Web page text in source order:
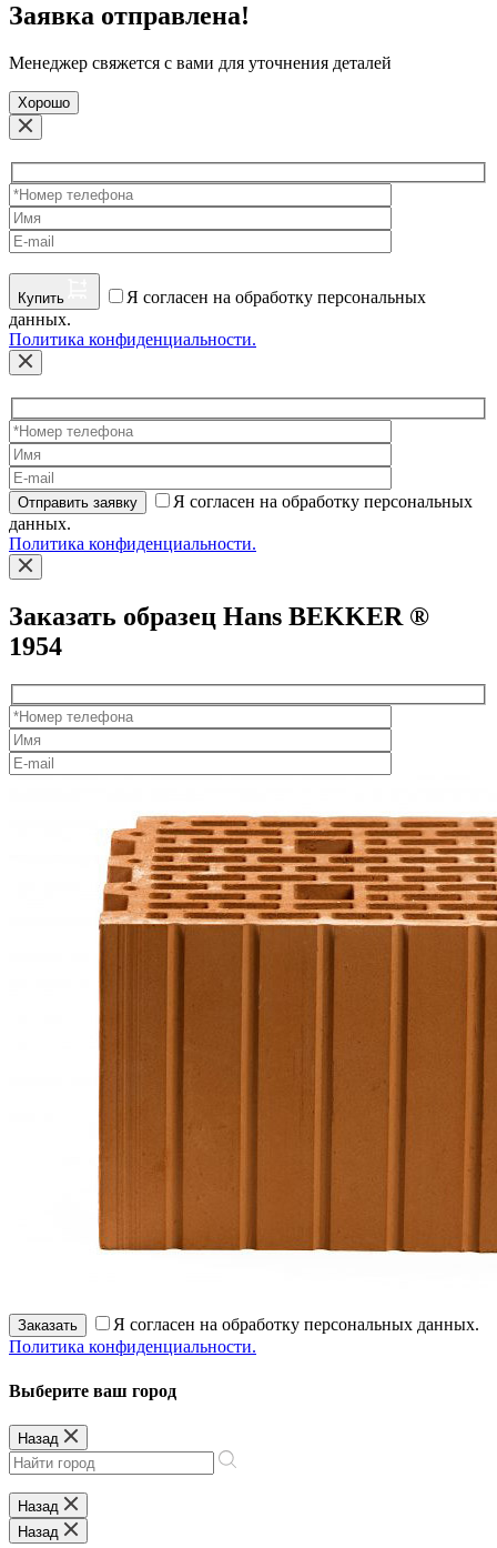
Заявка отправлена!
Менеджер свяжется с вами для уточнения деталей
Хорошо
Купить
Я согласен на обработку персональных
данных.
Политика конфиденциальности.
Отправить заявку
Я согласен на обработку персональных
данных.
Политика конфиденциальности.
Заказать образец Hans BEKKER ®
1954
Заказать
Я согласен на обработку персональных данных.
Политика конфиденциальности.
Выберите ваш город
Назад
Назад
Назад